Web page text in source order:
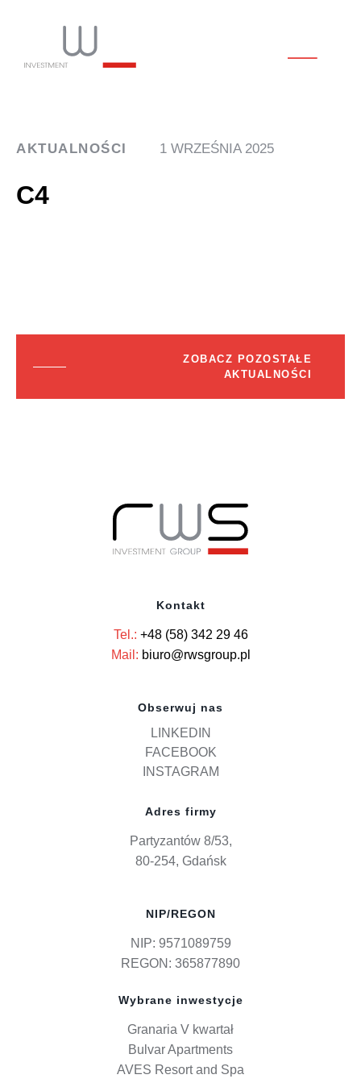
AKTUALNOŚCI 1 WRZEŚNIA 2025
C4
ZOBACZ POZOSTAŁE
AKTUALNOŚCI
Kontakt
Tel.: +48 (58) 342 29 46
Mail: biuro@rwsgroup.pl
Obserwuj nas
LINKEDIN
FACEBOOK
INSTAGRAM
Adres firmy
Partyzantów 8/53,
80-254, Gdańsk
NIP/REGON
NIP: 9571089759
REGON: 365877890
Wybrane inwestycje
Granaria V kwartał
Bulvar Apartments
AVES Resort and Spa